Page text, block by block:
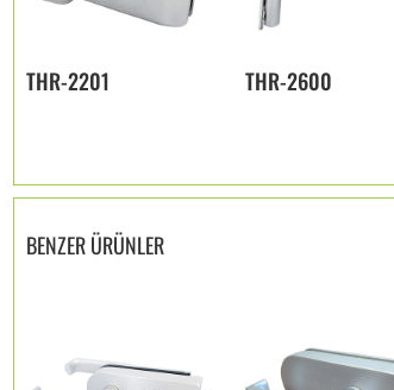
THR-2201 THR-2600
BENZER ÜRÜNLER